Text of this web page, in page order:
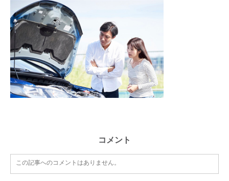
コメント
この記事へのコメントはありません。